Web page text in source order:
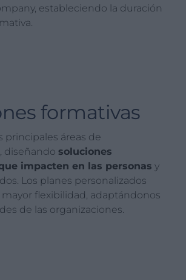
estableciendo la duración
formativas
principales áreas de
diseñando soluciones
impacten en las personas y
Los planes personalizados
flexibilidad, adaptándonos
de las organizaciones.